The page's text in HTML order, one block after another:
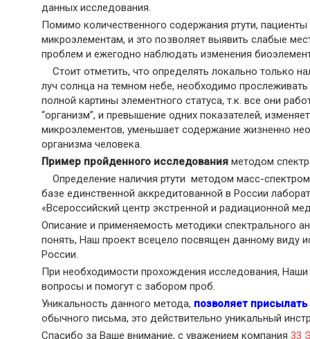
данных исследования.
Помимо количественного содержания ртути,
микроэлементам, и это позволяет выявить слабые
проблем и ежегодно наблюдать изменения
Стоит отметить, что определять локально только
луч солнца на темном небе, необходимо
полной картины элементного статуса, т.к. все они
“организм”, и превышение одних показателей,
микроэлементов, уменьшает содержание жизненно
организма человека.
Пример пройденного исследования методом
Определение наличия ртути методом масс-
базе единственной аккредитованной в России
«Всероссийский центр экстренной и радиационной
Описание и применяемость методики спектрального
понять, Наш проект всецело посвящен данному виду
России.
При необходимости прохождения исследования,
вопросы и помогут с забором проб.
Уникальность данного метода, позволяет
обычного письма, это действительно уникальный
Спасибо за Ваше внимание, с уважением компания 33